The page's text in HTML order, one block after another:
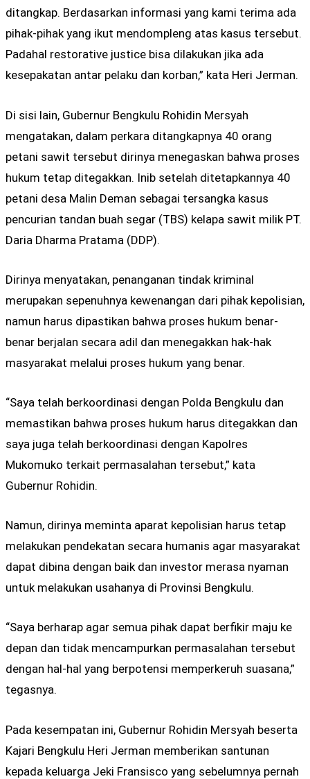
ditangkap. Berdasarkan informasi yang kami terima ada
pihak-pihak yang ikut mendompleng atas kasus tersebut.
Padahal restorative justice bisa dilakukan jika ada
kesepakatan antar pelaku dan korban,” kata Heri Jerman.
Di sisi lain, Gubernur Bengkulu Rohidin Mersyah
mengatakan, dalam perkara ditangkapnya 40 orang
petani sawit tersebut dirinya menegaskan bahwa proses
hukum tetap ditegakkan. Inib setelah ditetapkannya 40
petani desa Malin Deman sebagai tersangka kasus
pencurian tandan buah segar (TBS) kelapa sawit milik PT.
Daria Dharma Pratama (DDP).
Dirinya menyatakan, penanganan tindak kriminal
merupakan sepenuhnya kewenangan dari pihak kepolisian,
namun harus dipastikan bahwa proses hukum benar-
benar berjalan secara adil dan menegakkan hak-hak
masyarakat melalui proses hukum yang benar.
“Saya telah berkoordinasi dengan Polda Bengkulu dan
memastikan bahwa proses hukum harus ditegakkan dan
saya juga telah berkoordinasi dengan Kapolres
Mukomuko terkait permasalahan tersebut,” kata
Gubernur Rohidin.
Namun, dirinya meminta aparat kepolisian harus tetap
melakukan pendekatan secara humanis agar masyarakat
dapat dibina dengan baik dan investor merasa nyaman
untuk melakukan usahanya di Provinsi Bengkulu.
“Saya berharap agar semua pihak dapat berfikir maju ke
depan dan tidak mencampurkan permasalahan tersebut
dengan hal-hal yang berpotensi memperkeruh suasana,”
tegasnya.
Pada kesempatan ini, Gubernur Rohidin Mersyah beserta
Kajari Bengkulu Heri Jerman memberikan santunan
kepada keluarga Jeki Fransisco yang sebelumnya pernah